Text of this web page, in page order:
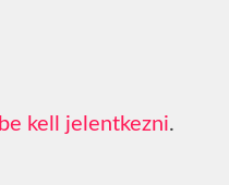
be kell jelentkezni.